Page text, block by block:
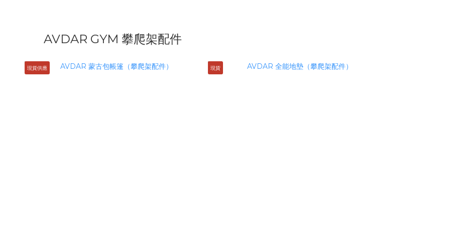
AVDAR GYM 攀爬架配件
現貨供應 現貨